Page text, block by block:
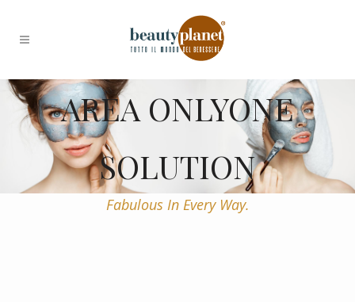
AREA ONLYONE
SOLUTION
Fabulous In Every Way.